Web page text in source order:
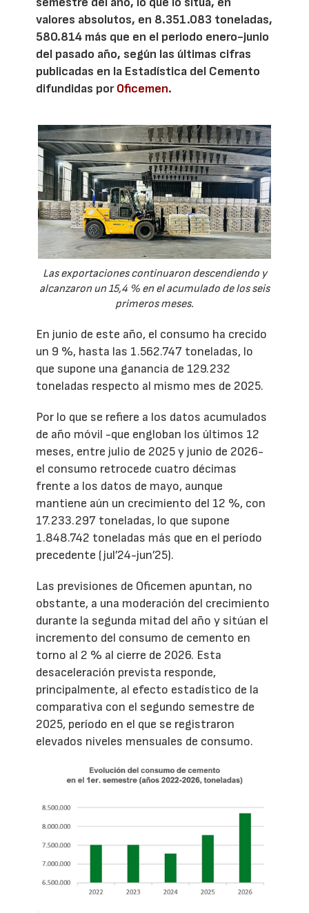
valores absolutos, en 8.351.083 toneladas,
580.814 más que en el periodo enero-junio
del pasado año, según las últimas cifras
publicadas en la Estadística del Cemento
difundidas porOficemen.
Las exportaciones continuaron descendiendo y
alcanzaron un 15,4 % en el acumulado de los seis
primeros meses.
En junio de este año, el consumo ha crecido
un 9 %, hasta las 1.562.747 toneladas, lo
que supone una ganancia de 129.232
toneladas respecto al mismo mes de 2025.
Por lo que se refiere a los datos acumulados
de año móvil -que engloban los últimos 12
meses, entre julio de 2025 y junio de 2026-
el consumo retrocede cuatro décimas
frente a los datos de mayo, aunque
mantiene aún un crecimiento del 12 %, con
17.233.297 toneladas, lo que supone
1.848.742 toneladas más que en el período
precedente (jul’24-jun’25).
Las previsiones de Oficemen apuntan, no
obstante, a una moderación del crecimiento
durante la segunda mitad del año y sitúan el
incremento del consumo de cemento en
torno al 2 % al cierre de 2026. Esta
desaceleración prevista responde,
principalmente, al efecto estadístico de la
comparativa con el segundo semestre de
2025, período en el que se registraron
elevados niveles mensuales de consumo.